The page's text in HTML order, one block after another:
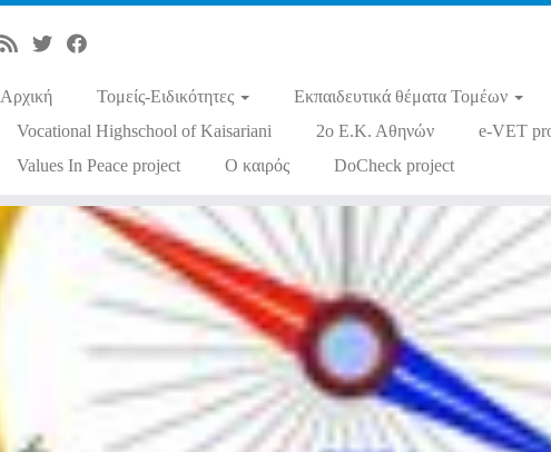
Αρχική Τομείς-Ειδικότητες Εκπαιδευτικά θέματα Τομέων
Vocational Highschool of Kaisariani
2ο Ε.Κ. Αθηνών e-VET
Values In Peace project
Ο καιρός DoCheck project